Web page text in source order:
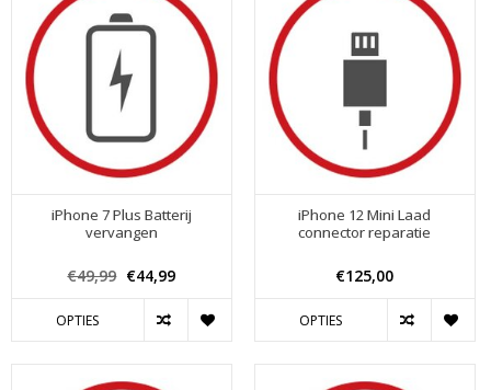
iPhone 7 Plus Batterij
vervangen
€49,99 €44,99
OPTIES
iPhone 12 Mini Laad
connector reparatie
€125,00
OPTIES